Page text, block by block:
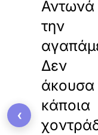
Αντωνά
την
Δεν
άκουσα
κάποια
‹